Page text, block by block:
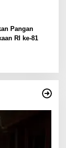
Pangan
RI ke-81